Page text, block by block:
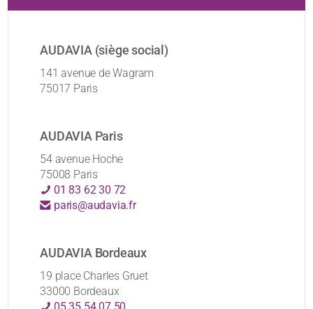
AUDAVIA (siège social)
141 avenue de Wagram
75017 Paris
AUDAVIA Paris
54 avenue Hoche
75008 Paris
01 83 62 30 72
paris@audavia.fr
AUDAVIA Bordeaux
19 place Charles Gruet
33000 Bordeaux